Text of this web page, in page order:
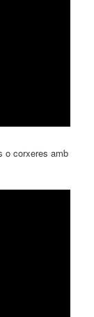
o corxeres amb